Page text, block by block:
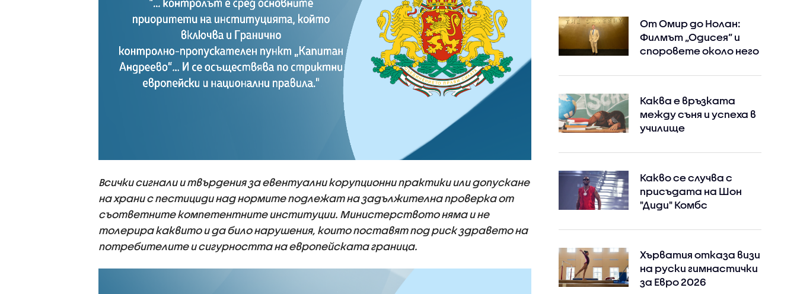
Всички сигнали и твърдения за евентуални корупционни практики или допускане
на храни с пестициди над нормите подлежат на задължителна проверка от
съответните компетентните институции. Министерството няма и не
толерира каквито и да било нарушения, които поставят под риск здравето на
потребителите и сигурността на европейската граница.
От Омир до Нолан:
Филмът „Одисея” и
споровете около него
Каква е връзката
между съня и успеха в
училище
Какво се случва с
присъдата на Шон
"Диди" Комбс
Хърватия отказа визи
на руски гимнастички
за Евро 2026